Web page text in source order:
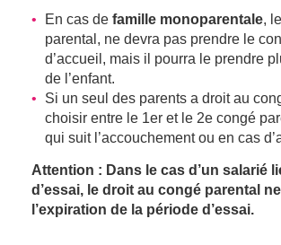
En cas defamille monoparentale,
parental, ne devra pas prendre le
d’accueil, mais il pourra le prendre
de l’enfant.
Si un seul des parents a droit au
choisir entre le 1er et le 2e congé
qui suit l’accouchement ou en cas
Attention : Dans le cas d’un salarié
d’essai, le droit au congé parental
l’expiration de la période d’essai.